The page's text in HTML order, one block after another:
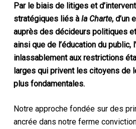
Par le biais de litiges et
stratégiques liés àla Charte, d’un
auprès des décideurs politiques
ainsi que de l’éducation du public,
inlassablement aux restrictions
larges qui privent les citoyens de
plus fondamentales.
Notre approche fondée sur des
ancrée dans notre ferme conviction